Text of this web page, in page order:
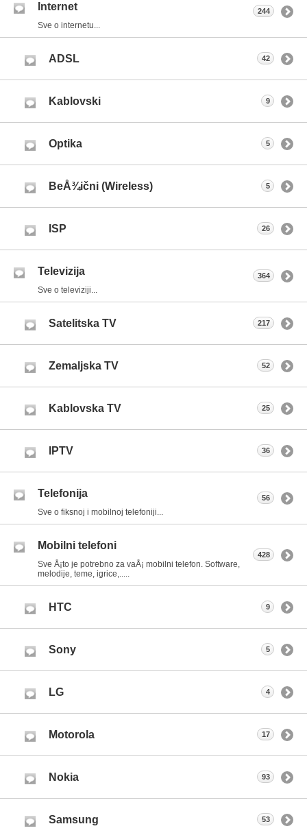
Internet
Sve o internetu...
244
ADSL 42
Kablovski 9
Optika 5
BeÅ¾ični (Wireless) 5
ISP 26
Televizija
Sve o televiziji...
364
Satelitska TV 217
Zemaljska TV 52
Kablovska TV 25
IPTV 36
Telefonija
Sve o fiksnoj i mobilnoj telefoniji...
56
Mobilni telefoni
Sve Å¡to je potrebno za vaÅ¡ mobilni telefon. Software,
melodije, teme, igrice,.....
428
HTC 9
Sony 5
LG 4
Motorola 17
Nokia 93
Samsung 53